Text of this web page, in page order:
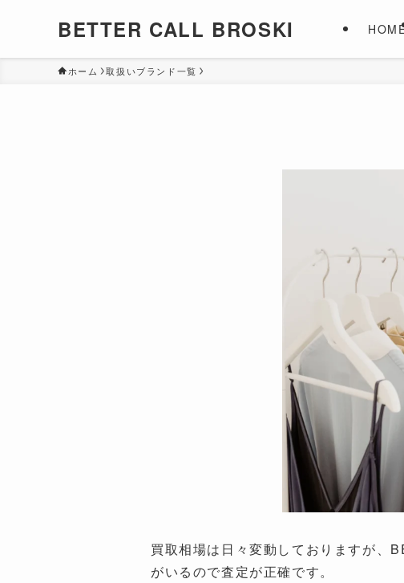
BETTER CALL BROSKI
ホーム 取扱いブランド一覧
買取相場は日々変動しておりますが、
がいるので査定が正確です。